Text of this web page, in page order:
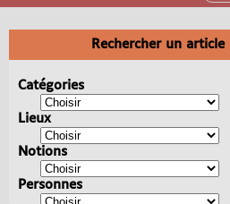
Rechercher un
Catégories
Lieux
Notions
Personnes